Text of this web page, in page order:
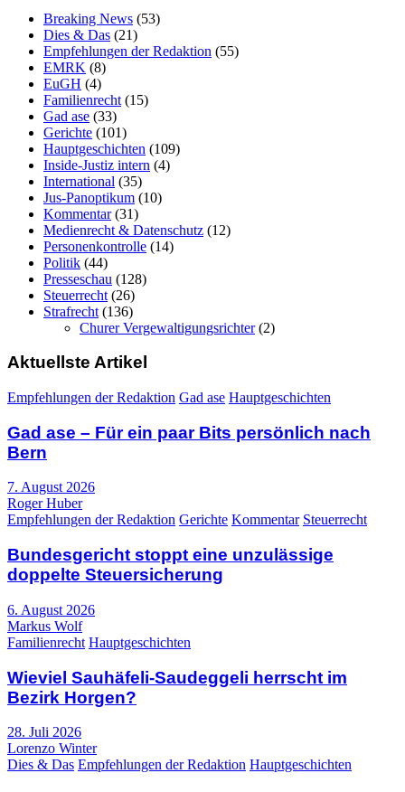
Breaking News (53)
Dies & Das (21)
Empfehlungen der Redaktion (55)
EMRK (8)
EuGH (4)
Familienrecht (15)
Gad ase (33)
Gerichte (101)
Hauptgeschichten (109)
Inside-Justiz intern (4)
International (35)
Jus-Panoptikum (10)
Kommentar(31)
Medienrecht & Datenschutz (12)
Personenkontrolle (14)
Politik (44)
Presseschau (128)
Steuerrecht (26)
Strafrecht (136)
Churer Vergewaltigungsrichter(2)
Aktuellste Artikel
Empfehlungen der Redaktion Gad ase Hauptgeschichten
Gad ase – Für ein paar Bits persönlich nach
Bern
7. August 2026
Roger Huber
Empfehlungen der Redaktion Gerichte Kommentar Steuerrecht
Bundesgericht stoppt eine unzulässige
doppelte Steuersicherung
6. August 2026
Markus Wolf
Familienrecht Hauptgeschichten
Wieviel Sauhäfeli-Saudeggeli herrscht im
Bezirk Horgen?
28. Juli 2026
Lorenzo Winter
Dies & Das Empfehlungen der Redaktion Hauptgeschichten